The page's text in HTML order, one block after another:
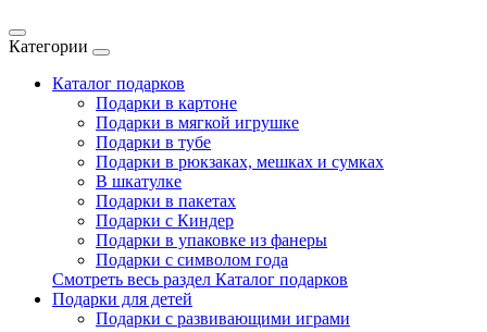
Категории
Каталог подарков
Подарки в картоне
Подарки в мягкой игрушке
Подарки в тубе
Подарки в рюкзаках, мешках и сумках
В шкатулке
Подарки в пакетах
Подарки с Киндер
Подарки в упаковке из фанеры
Подарки с символом года
Смотреть весь раздел Каталог подарков
Подарки для детей
Подарки с развивающими играми